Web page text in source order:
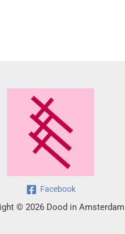
Facebook
© 2026 Dood in Amsterdam